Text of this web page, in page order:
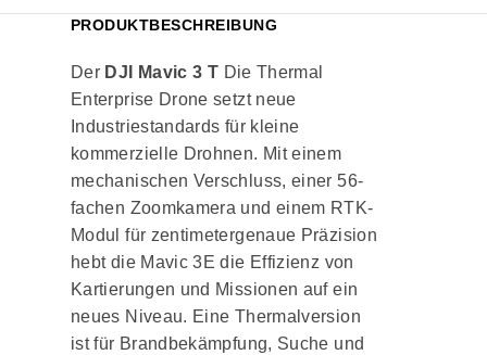
PRODUKTBESCHREIBUNG
Der DJI Mavic 3 T Die Thermal
Enterprise Drone setzt neue
Industriestandards für kleine
kommerzielle Drohnen. Mit einem
mechanischen Verschluss, einer 56-
fachen Zoomkamera und einem RTK-
Modul für zentimetergenaue Präzision
hebt die Mavic 3E die Effizienz von
Kartierungen und Missionen auf ein
neues Niveau. Eine Thermalversion
ist für Brandbekämpfung, Suche und